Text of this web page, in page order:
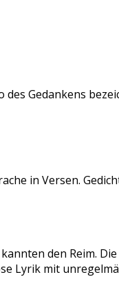
Gedankens
in Versen.
den Reim.
Lyrik mit